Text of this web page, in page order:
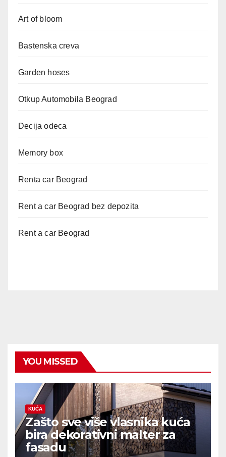
Art of bloom
Bastenska creva
Garden hoses
Otkup Automobila Beograd
Decija odeca
Memory box
Renta car Beograd
Rent a car Beograd bez depozita
Rent a car Beograd
YOU MISSED
KUĆA
Zašto sve više vlasnika kuća
bira dekorativni malter za
fasadu